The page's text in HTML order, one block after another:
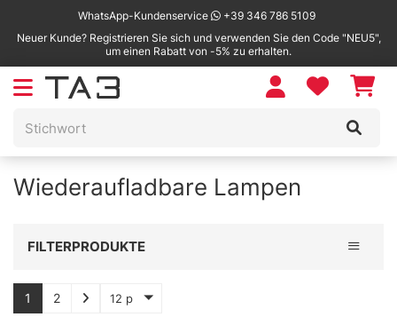
WhatsApp-Kundenservice
+39 346 786 5109
Neuer Kunde? Registrieren Sie sich und verwenden Sie den Code "NEU5",
um einen Rabatt von -5% zu erhalten.
Wiederaufladbare Lampen
Toggle
FILTERPRODUKTE
1 2 12 p